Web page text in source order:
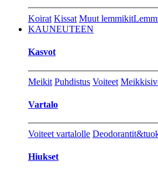
Koirat Kissat Muut lemmikit
KAUNEUTEEN
Kasvot
Meikit Puhdistus Voiteet
Vartalo
Voiteet vartalolle
Hiukset